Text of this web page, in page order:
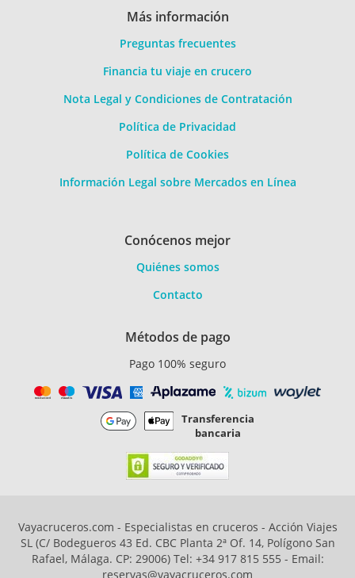
Más información
Preguntas frecuentes
Financia tu viaje en crucero
Nota Legal y Condiciones de Contratación
Política de Privacidad
Política de Cookies
Información Legal sobre Mercados en Línea
Conócenos mejor
Quiénes somos
Contacto
Métodos de pago
Pago 100% seguro
Transferencia
bancaria
Vayacruceros.com - Especialistas en cruceros - Acción Viajes
SL (C/ Bodegueros 43 Ed. CBC Planta 2ª Of. 14, Polígono San
Rafael, Málaga. CP: 29006) Tel: +34 917 815 555 - Email:
reservas@vayacruceros.com